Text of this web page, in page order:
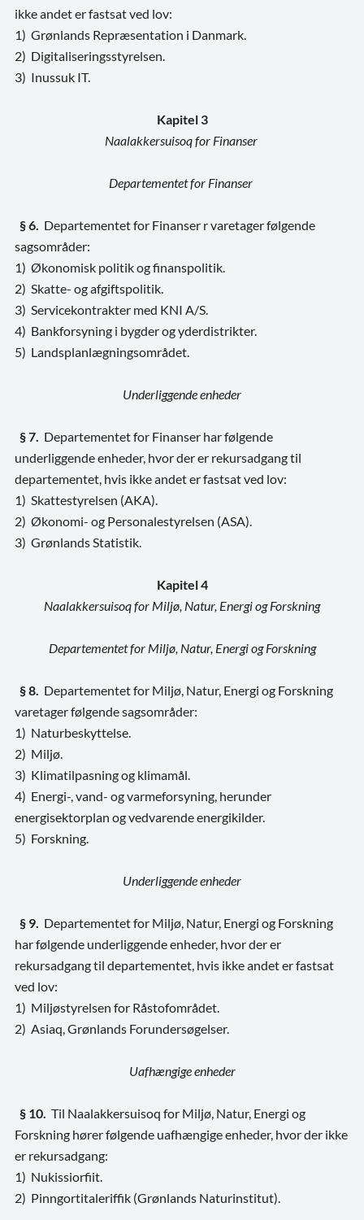
ikke andet er fastsat ved lov:
1) Grønlands Repræsentation i Danmark.
2) Digitaliseringsstyrelsen.
3) Inussuk IT.
Kapitel 3
Naalakkersuisoq for Finanser
Departementet for Finanser
§ 6. Departementet for Finanser r varetager følgende
sagsområder:
1) Økonomisk politik og finanspolitik.
2) Skatte- og afgiftspolitik.
3) Servicekontrakter med KNI A/S.
4) Bankforsyning i bygder og yderdistrikter.
5) Landsplanlægningsområdet.
Underliggende enheder
§ 7. Departementet for Finanser har følgende
underliggende enheder, hvor der er rekursadgang til
departementet, hvis ikke andet er fastsat ved lov:
1) Skattestyrelsen (AKA).
2) Økonomi- og Personalestyrelsen (ASA).
3) Grønlands Statistik.
Kapitel 4
Naalakkersuisoq for Miljø, Natur, Energi og Forskning
Departementet for Miljø, Natur, Energi og Forskning
§ 8. Departementet for Miljø, Natur, Energi og Forskning
varetager følgende sagsområder:
1) Naturbeskyttelse.
2) Miljø.
3) Klimatilpasning og klimamål.
4) Energi-, vand- og varmeforsyning, herunder
energisektorplan og vedvarende energikilder.
5) Forskning.
Underliggende enheder
§ 9. Departementet for Miljø, Natur, Energi og Forskning
har følgende underliggende enheder, hvor der er
rekursadgang til departementet, hvis ikke andet er fastsat
ved lov:
1) Miljøstyrelsen for Råstofområdet.
2) Asiaq, Grønlands Forundersøgelser.
Uafhængige enheder
§ 10. Til Naalakkersuisoq for Miljø, Natur, Energi og
Forskning hører følgende uafhængige enheder, hvor der ikke
er rekursadgang:
1) Nukissiorfiit.
2) Pinngortitaleriffik (Grønlands Naturinstitut).